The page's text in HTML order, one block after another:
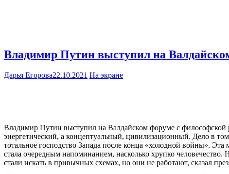
Владимир Путин выступил на
Дарья Егорова22.10.2021 На экране
Владимир Путин выступил на Валдайском форуме с
энергетический, а концептуальный, цивилизационный. Дело в
тотальное господство Запада после конца «холодной войны».
стала очередным напоминанием, насколько хрупко
стали искать в привычных схемах, но они не работают, сказал